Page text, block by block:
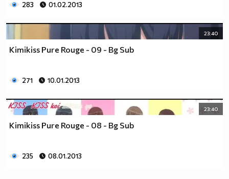
283 01.02.2013
23:40
Kimikiss Pure Rouge - 09 - Bg Sub
271 10.01.2013
23:40
Kimikiss Pure Rouge - 08 - Bg Sub
235 08.01.2013